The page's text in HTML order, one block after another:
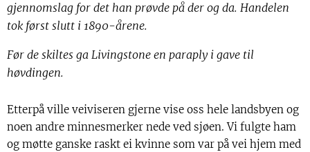
gjennomslag for det han prøvde på der og da. Handelen
tok først slutt i 1890-årene.
Før de skiltes ga Livingstone en paraply i gave til
høvdingen.
Etterpå ville veiviseren gjerne vise oss hele landsbyen og
noen andre minnesmerker nede ved sjøen. Vi fulgte ham
og møtte ganske raskt ei kvinne som var på vei hjem med